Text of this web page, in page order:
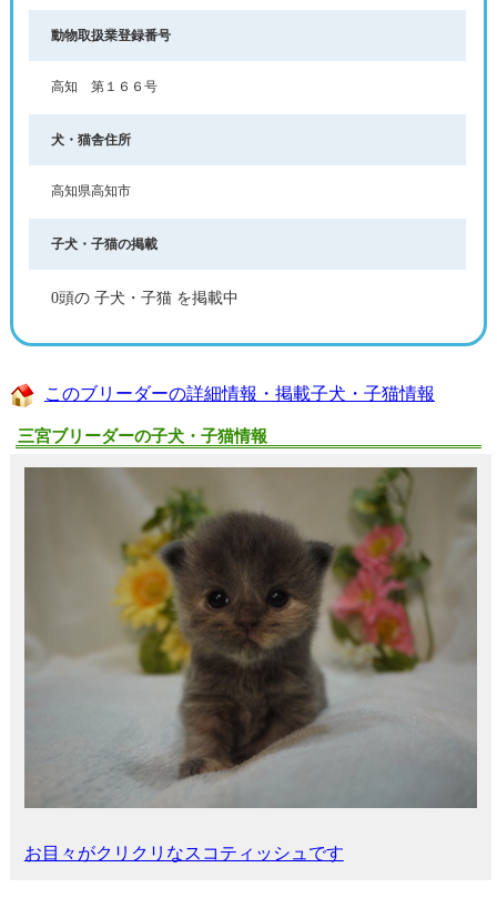
動物取扱業登録番号
高知 第１６６号
犬・猫舎住所
高知県高知市
子犬・子猫の掲載
0頭の 子犬・子猫 を掲載中
このブリーダーの詳細情報・掲載子犬・子猫情報
三宮ブリーダーの子犬・子猫情報
お目々がクリクリなスコティッシュです